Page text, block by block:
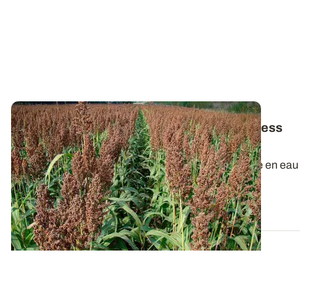
Gestion de l'eau - Sorgho : attention au stress
hydrique entre gonflement et épiaison
Bien que le sorgho soit une culture moins exigeante en eau
que le maïs, sa capacité d...
11 SEPT. 2017